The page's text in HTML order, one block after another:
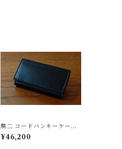
無二 コードバンキーケー
ス オイルコードバン・ブ
ラック×イタリーショルダ
¥46,200